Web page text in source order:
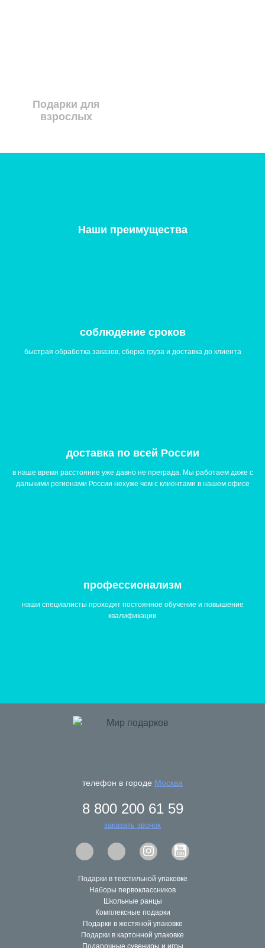
Подарки для
взрослых
Наши преимущества
cоблюдение сроков
быстрая обработка заказов, сборка груза и доставка до клиента
доставка по всей России
в наше время расстояние уже давно не преграда. Мы работаем даже с
дальними регионами России нехуже чем с клиентами в нашем офисе
профессионализм
наши специалисты проходят постоянное обучение и повышение
квалификации
регулярные акции и бонусы
внимательное отношение к нашим Заказчикам
максимально творческая реализация
телефон в городе Москва
8 800 200 61 59
заказать звонок
Подарки в текстильной упаковке
Наборы первоклассников
Школьные ранцы
Комплексные подарки
Подарки в жестяной упаковке
Подарки в картонной упаковке
Подарочные сувениры и игры